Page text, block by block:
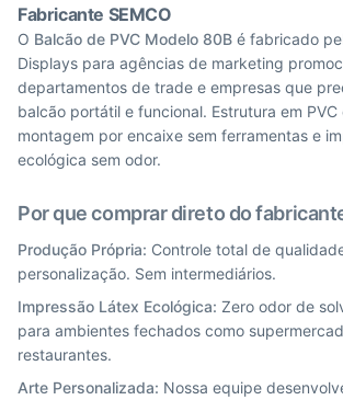
Fabricante SEMCO
O Balcão de PVC Modelo 80B é fabricado
Displays para agências de marketing
departamentos de trade e empresas que
balcão portátil e funcional. Estrutura em
montagem por encaixe sem ferramentas e
ecológica sem odor.
Por que comprar direto do
Produção Própria: Controle total de
personalização. Sem intermediários.
Impressão Látex Ecológica: Zero odor de
para ambientes fechados como
restaurantes.
Arte Personalizada: Nossa equipe